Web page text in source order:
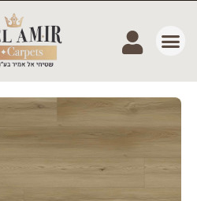
Search